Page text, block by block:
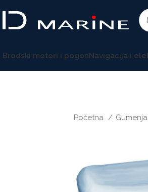
Brodski motori i pogonNavigacija i
Početna